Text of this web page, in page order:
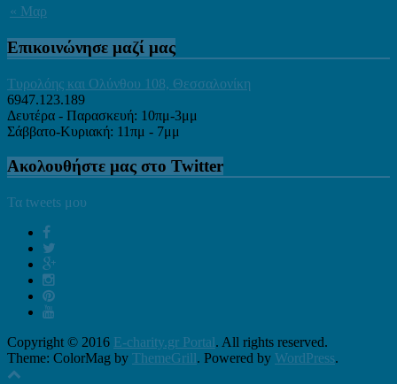
« Μαρ
Επικοινώνησε μαζί μας
Τυρολόης και Ολύνθου 108, Θεσσαλονίκη
6947.123.189
Δευτέρα - Παρασκευή: 10πμ-3μμ
Σάββατο-Κυριακή: 11πμ - 7μμ
Ακολουθήστε μας στο Twitter
Τα tweets μου
Copyright © 2016 E-charity.gr Portal. All rights reserved.
Theme: ColorMag by ThemeGrill. Powered by WordPress.